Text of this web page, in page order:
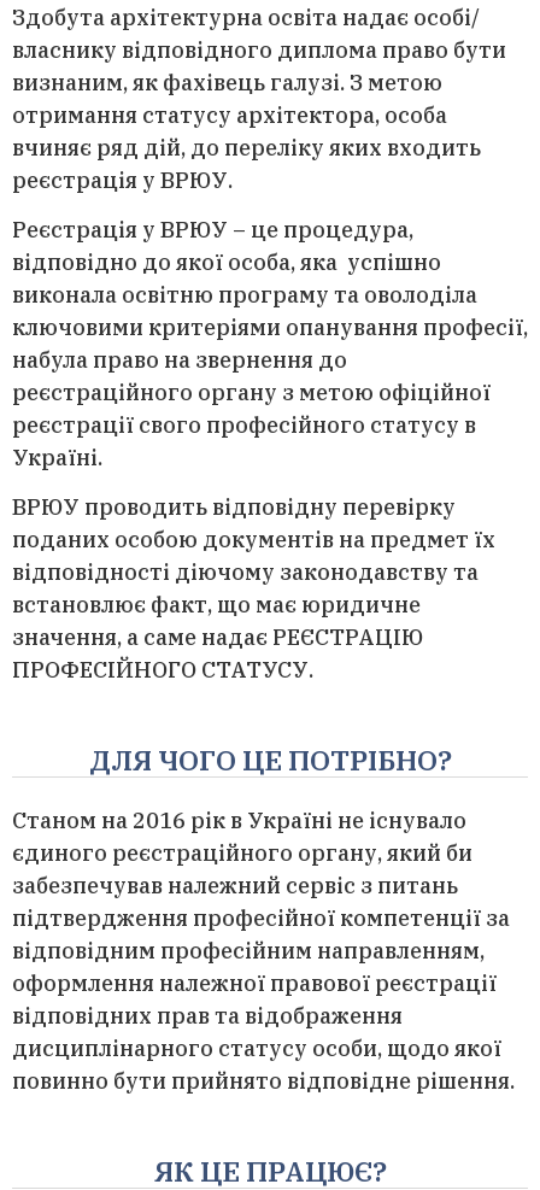
Здобута архітектурна освіта надає особі/
власнику відповідного диплома право бути
визнаним, як фахівець галузі. З метою
отримання статусу архітектора, особа
вчиняє ряд дій, до переліку яких входить
реєстрація у ВРЮУ.
Реєстрація у ВРЮУ – це процедура,
відповідно до якої особа, яка успішно
виконала освітню програму та оволоділа
ключовими критеріями опанування професії,
набула право на звернення до
реєстраційного органу з метою офіційної
реєстрації свого професійного статусу в
Україні.
ВРЮУ проводить відповідну перевірку
поданих особою документів на предмет їх
відповідності діючому законодавству та
встановлює факт, що має юридичне
значення, а саме надає РЕЄСТРАЦІЮ
ПРОФЕСІЙНОГО СТАТУСУ.
ДЛЯ ЧОГО ЦЕ ПОТРІБНО?
Станом на 2016 рік в Україні не існувало
єдиного реєстраційного органу, який би
забезпечував належний сервіс з питань
підтвердження професійної компетенції за
відповідним професійним направленням,
оформлення належної правової реєстрації
відповідних прав та відображення
дисциплінарного статусу особи, щодо якої
повинно бути прийнято відповідне рішення.
ЯК ЦЕ ПРАЦЮЄ?